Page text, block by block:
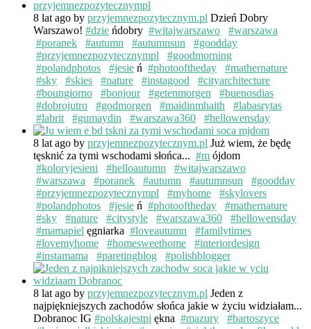
8 lat ago by przyjemnezpozytecznym.pl Dzień Dobry
Warszawo! #dzie ńdobry #witajwarszawo
#warszawa
#poranek
#autumn #autumnsun
#goodday
#przyjemnezpozytecznympl
#goodmorning
#polandphotos
#jesie ń #photooftheday
#mathernature
#sky
#skies #nature #instagood
#cityarchitecture
#boungiorno
#bonjour #getenmorgen
#buenosdias
#dobrojutro
#godmorgen #maidinmhaith
#labasrytas
#labrit
#gumaydin #warszawa360 #hellowensday
8 lat ago by przyjemnezpozytecznym.pl Już wiem, że będę
tęsknić za tymi wschodami słońca... #m ójdom
#koloryjesieni
#helloautumn
#witajwarszawo
#warszawa
#poranek #autumn #autumnsun
#goodday
#przyjemnezpozytecznympl
#myhome
#skylovers
#polandphotos
#jesie ń #photooftheday
#mathernature
#sky
#nature #citystyle #warszawa360
#hellowensday
#mamapiel ęgniarka #loveautumn
#familytimes
#lovemyhome
#homesweethome
#interiordesign
#instamama
#paretingblog #polishblogger
8 lat ago by przyjemnezpozytecznym.pl Jeden z
najpiękniejszych zachodów słońca jakie w życiu widziałam...
Dobranoc IG #polskajestpi ękna #mazury
#bartoszyce